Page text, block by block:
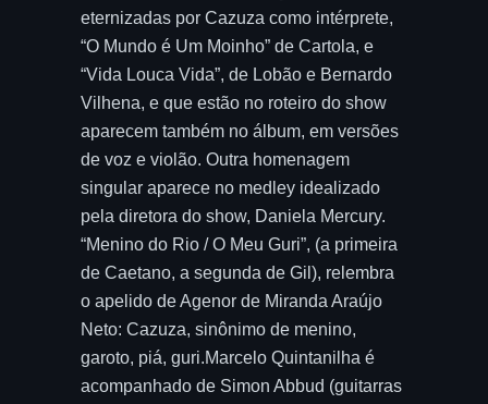
eternizadas por Cazuza como intérprete,
“O Mundo é Um Moinho” de Cartola, e
“Vida Louca Vida”, de Lobão e Bernardo
Vilhena, e que estão no roteiro do show
aparecem também no álbum, em versões
de voz e violão. Outra homenagem
singular aparece no medley idealizado
pela diretora do show, Daniela Mercury.
“Menino do Rio / O Meu Guri”, (a primeira
de Caetano, a segunda de Gil), relembra
o apelido de Agenor de Miranda Araújo
Neto: Cazuza, sinônimo de menino,
garoto, piá, guri.Marcelo Quintanilha é
acompanhado de Simon Abbud (guitarras